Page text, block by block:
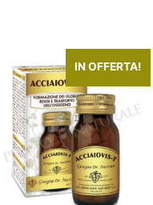
IN OFFERTA!